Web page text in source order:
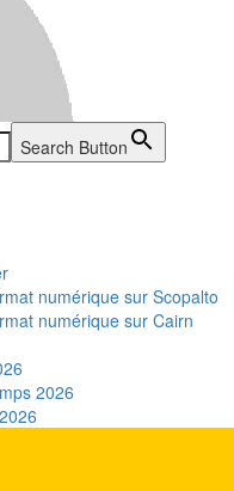
Search Button
numérique sur Scopalto
numérique sur Cairn
2026